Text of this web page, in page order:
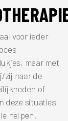
voor ieder
maar met
zij naar de
of
deze situaties
helpen.